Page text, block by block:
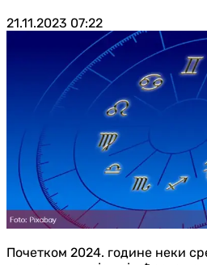
21.11.2023 07:22
Почетком 2024. године неки